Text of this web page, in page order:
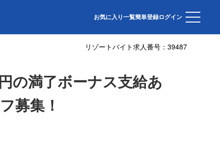
お気に入り一覧簡単登録ログイン
リゾートバイト求人番号： 39487
の満了ボーナス支給あ
募集！